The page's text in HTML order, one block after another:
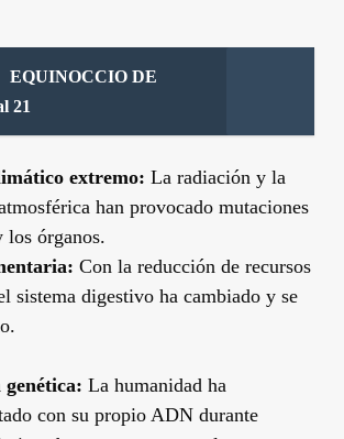
EQUINOCCIO DE
21
extremo: La radiación y la
han provocado mutaciones
los órganos.
Con la reducción de recursos
sistema digestivo ha cambiado y se
La humanidad ha
con su propio ADN durante